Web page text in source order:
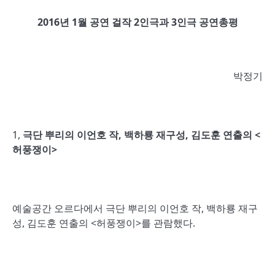
2016년 1월 공연 걸작2인극과3인극 공연총평
박정기
1, 극단 뿌리의 이언호 작, 백하룡 재구성, 김도훈 연출의 <
허풍쟁이>
예술공간 오르다에서 극단 뿌리의 이언호 작, 백하룡 재구
성, 김도훈 연출의 <허풍쟁이>를 관람했다.